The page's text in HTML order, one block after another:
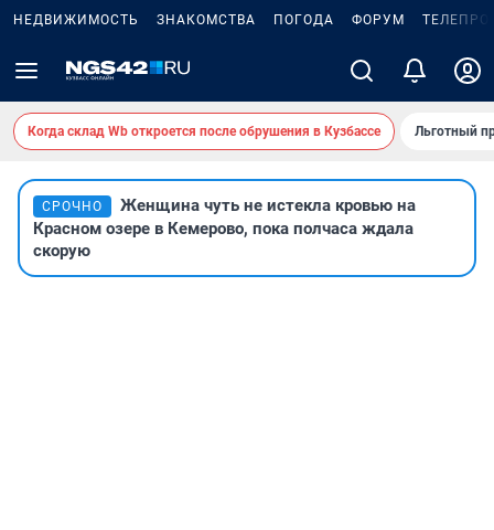
НЕДВИЖИМОСТЬ ЗНАКОМСТВА ПОГОДА ФОРУМ
Когда склад Wb откроется после обрушения в Кузбассе Льготный
СРОЧНО
Женщина чуть не истекла кровью на
Красном озере в Кемерово, пока полчаса ждала
скорую